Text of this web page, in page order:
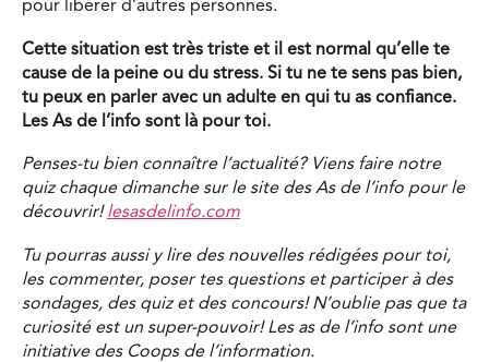
pour libérer d’autres personnes.
Cette situation est très triste et il est normal qu’elle te
cause de la peine ou du stress. Si tu ne te sens pas bien,
tu peux en parler avec un adulte en qui tu as confiance.
Les As de l’info sont là pour toi.
Penses-tu bien connaître l’actualité? Viens faire notre
quiz chaque dimanche sur le site des As de l’info pour le
découvrir!lesasdelinfo.com
Tu pourras aussi y lire des nouvelles rédigées pour toi,
les commenter, poser tes questions et participer à des
sondages, des quiz et des concours! N’oublie pas que ta
curiosité est un super-pouvoir! Les as de l’info sont une
initiative des Coops de l’information.